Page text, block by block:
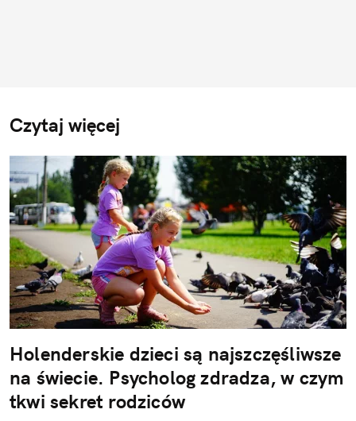
Czytaj więcej
Holenderskie dzieci są najszczęśliwsze
na świecie. Psycholog zdradza, w czym
tkwi sekret rodziców